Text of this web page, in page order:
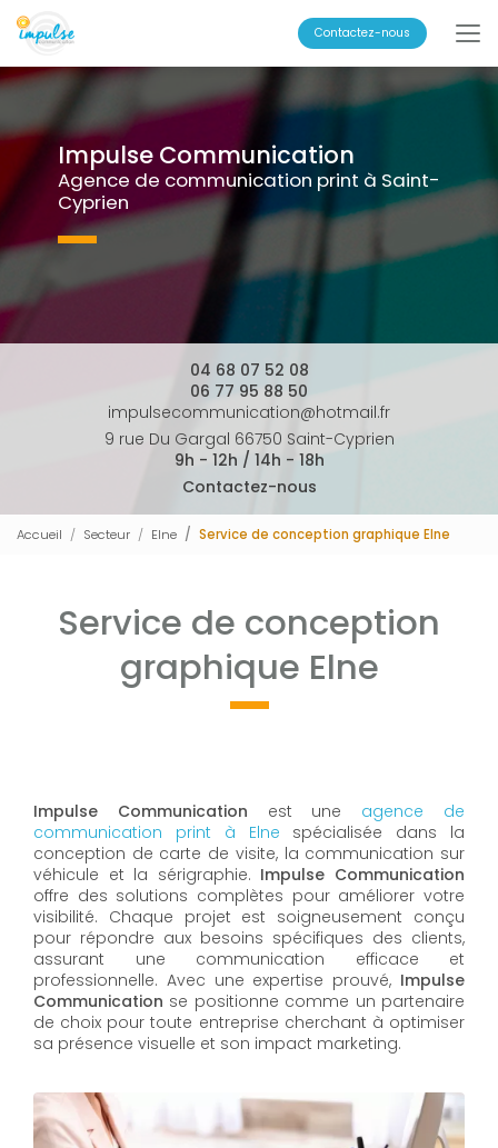
Aller
au
principal
Contactez-nous
Impulse Communication
Agence de communication print à Saint-
Cyprien
04 68 07 52 08
06 77 95 88 50
impulsecommunication@hotmail.fr
9 rue Du Gargal 66750 Saint-Cyprien
9h - 12h / 14h - 18h
Contactez-nous
Accueil Secteur Elne Service de conception graphique Elne
Service de conception
graphique Elne
Impulse Communication est une agence de
communication print à Elne spécialisée dans la
conception de carte de visite, la communication sur
véhicule et la sérigraphie. Impulse Communication
offre des solutions complètes pour améliorer votre
visibilité. Chaque projet est soigneusement conçu
pour répondre aux besoins spécifiques des clients,
assurant une communication efficace et
professionnelle. Avec une expertise prouvé, Impulse
Communication se positionne comme un partenaire
de choix pour toute entreprise cherchant à optimiser
sa présence visuelle et son impact marketing.